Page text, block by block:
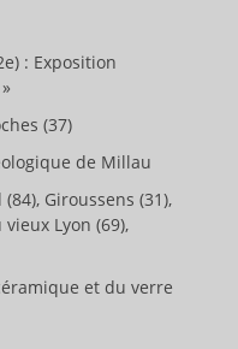
: Exposition
(37)
de Millau
Giroussens (31),
Lyon (69),
et du verre